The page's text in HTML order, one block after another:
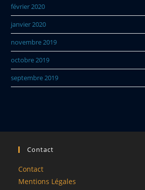
février 2020
janvier 2020
novembre 2019
octobre 2019
septembre 2019
Contact
Contact
Mentions Légales